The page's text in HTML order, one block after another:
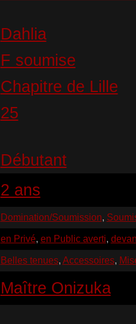
Dahlia
F soumise
Chapitre de Lille
25
Débutant
2 ans
Domination/Soumission,
en Privé, en Public averti,
Belles tenues, Accessoires,
Maître Onizuka